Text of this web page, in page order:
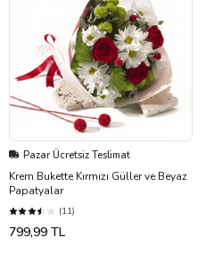
Pazar Ücretsiz Teslimat
Krem Bukette Kırmızı Güller ve Beyaz
Papatyalar
(11)
799,99 TL